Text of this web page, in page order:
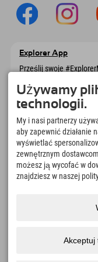
Explorer App
Prześlij swoje
marzeń, przeglądem
innymi. Pobierz teraz!
Czas na chwile
166
Jeziora górskie i
rekreacyjne
8.991km
Używamy
technologii.
My i nasi partnerzy
aby zapewnić działanie
wyświetlać
zewnętrznym
możesz ją wycofać w
znajdziesz w naszej
Akceptuj